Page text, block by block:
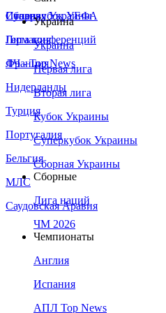
Сборная Украины
Италия
Германия
Франция
Нидерланды
Турция
Португалия
Бельгия
МЛС
Саудовская Аравия
Суперкубок УЕФА
Лига конференций
ЛЧ - Top News
Украина
Украина
Первая лига
Вторая лига
Кубок Украины
Суперкубок Украины
Сборная Украины
Сборные
Лига наций
ЧМ 2026
Чемпионаты
Англия
Испания
АПЛ Top News